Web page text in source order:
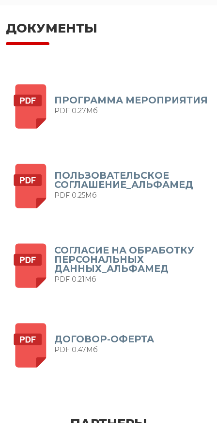
ДОКУМЕНТЫ
ПРОГРАММА МЕРОПРИЯТИЯ
PDF 0.27Мб
ПОЛЬЗОВАТЕЛЬСКОЕ
СОГЛАШЕНИЕ_АЛЬФАМЕД
PDF 0.25Мб
СОГЛАСИЕ НА ОБРАБОТКУ
ПЕРСОНАЛЬНЫХ
ДАННЫХ_АЛЬФАМЕД
PDF 0.21Мб
ДОГОВОР-ОФЕРТА
PDF 0.47Мб